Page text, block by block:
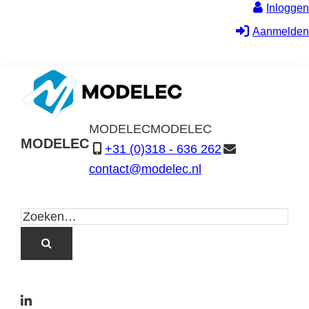
Inloggen
Aanmelden
MODELEC
MODELECMODELEC
+31 (0)318 - 636 262
contact@modelec.nl
L